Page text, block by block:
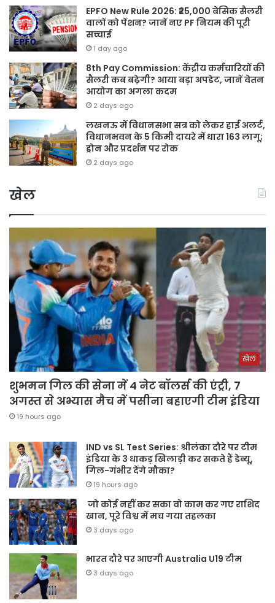
EPFO New Rule 2026: ₹25,000 बेसिक सैलरी
वालों को पेंशन? जानें नए PF नियम की पूरी
सच्चाई
1 day ago
8th Pay Commission: केंद्रीय कर्मचारियों की
सैलरी कब बढ़ेगी? आया बड़ा अपडेट, जानें वेतन
आयोग का अगला कदम
2 days ago
लखनऊ में विधानसभा सत्र को लेकर हाई अलर्ट,
विधानभवन के 5 किमी दायरे में धारा 163 लागू;
ड्रोन और प्रदर्शन पर रोक
2 days ago
खेल
खेल
शुभमन गिल की सेना में 4 नेट बॉलर्स की एंट्री, 7
अगस्त से अभ्यास मैच में पसीना बहाएगी टीम इंडिया
19 hours ago
IND vs SL Test Series: श्रीलंका दौरे पर टीम
इंडिया के 3 धाकड़ खिलाड़ी कर सकते हैं डेब्यू,
गिल-गंभीर देंगे मौका?
19 hours ago
जो कोई नहीं कर सका वो काम कर गए राशिद
खान, पूरे विश्व में मच गया तहलका
3 days ago
भारत दौरे पर आएगी Australia U19 टीम
3 days ago